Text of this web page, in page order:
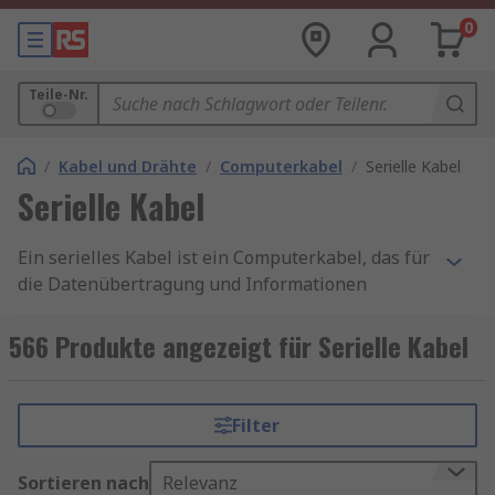
0
Teile-Nr.
/ Kabel und Drähte / Computerkabel / Serielle Kabel
Serielle Kabel
Ein serielles Kabel ist ein Computerkabel, das für
die Datenübertragung und Informationen
erreichen dies über serielle
Kommunikationsprotokolle (Daten werden
verwenden meistens die RS-232-
Schnittstellenspezifikationen (empfohlener
566 Produkte angezeigt für Serielle Kabel
Filter
Sortieren nach Relevanz